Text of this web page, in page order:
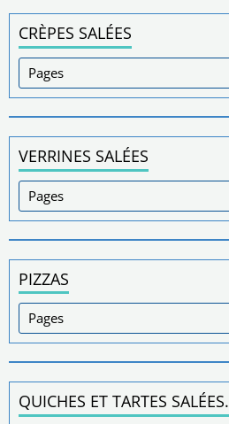
CRÈPES SALÉES
VERRINES SALÉES
PIZZAS
QUICHES ET TARTES SALÉES.